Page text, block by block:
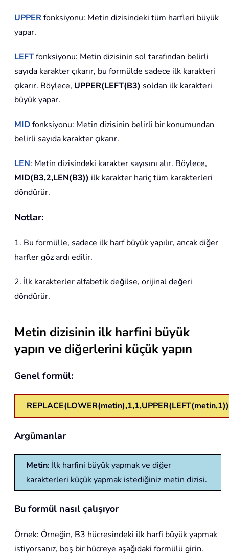
UPPERfonksiyonu: Metin dizisindeki tüm harfleri büyük
yapar.
LEFTfonksiyonu: Metin dizisinin sol tarafından belirli
sayıda karakter çıkarır, bu formülde sadece ilk karakteri
çıkarır. Böylece, UPPER(LEFT(B3) soldan ilk karakteri
büyük yapar.
MIDfonksiyonu: Metin dizisinin belirli bir konumundan
belirli sayıda karakter çıkarır.
LEN: Metin dizisindeki karakter sayısını alır. Böylece,
MID(B3,2,LEN(B3)) ilk karakter hariç tüm karakterleri
döndürür.
Notlar:
1. Bu formülle, sadece ilk harf büyük yapılır, ancak diğer
harfler göz ardı edilir.
2. İlk karakterler alfabetik değilse, orijinal değeri
döndürür.
Metin dizisinin ilk harfini büyük
yapın ve diğerlerini küçük yapın
Genel formül:
Argümanlar
Metin: İlk harfini büyük yapmak ve diğer
karakterleri küçük yapmak istediğiniz metin dizisi.
Bu formül nasıl çalışıyor
Örnek: Örneğin, B3 hücresindeki ilk harfi büyük yapmak
istiyorsanız, boş bir hücreye aşağıdaki formülü girin.